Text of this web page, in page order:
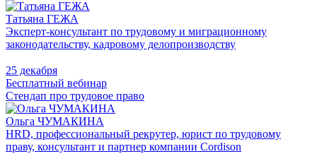
Татьяна ГЕЖА
Эксперт-консультант по трудовому и миграционному
законодательству, кадровому делопроизводству
25 декабря
Бесплатный вебинар
Стендап про трудовое право
Ольга ЧУМАКИНА
HRD, профессиональный рекрутер, юрист по трудовому
праву, консультант и партнер компании Cordison